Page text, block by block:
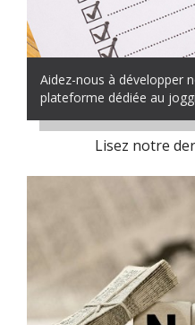
Aidez-nous à développer
plateforme dédiée au
Lisez notre